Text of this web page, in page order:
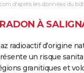
110 000 0
d'après les données du
À
radioactif d'origine
un risque
granitiques et